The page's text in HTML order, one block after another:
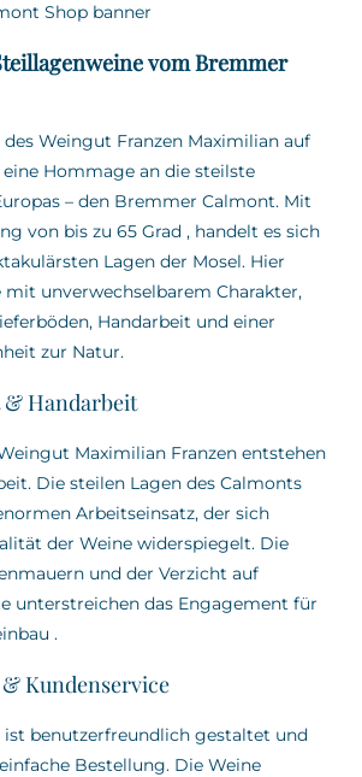
vom Bremmer
Weingut Franzen Maximilian auf
Hommage an die steilste
– den Bremmer Calmont. Mit
von bis zu 65 Grad, handelt es sich
Lagen der Mosel. Hier
mit unverwechselbarem Charakter,
Handarbeit und einer
zur Natur.
Handarbeit
Maximilian Franzen entstehen
Die steilen Lagen des Calmonts
Arbeitseinsatz, der sich
der Weine widerspiegelt. Die
und der Verzicht auf
unterstreichen das Engagement für
.
Kundenservice
ist benutzerfreundlich gestaltet und
Bestellung. Die Weine